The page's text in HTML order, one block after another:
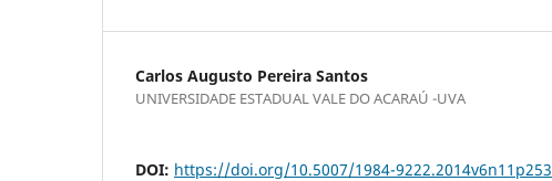
Carlos Augusto Pereira Santos
UNIVERSIDADE ESTADUAL VALE DO ACARAÚ -UVA
DOI: https://doi.org/10.5007/1984-9222.2014v6n11p253